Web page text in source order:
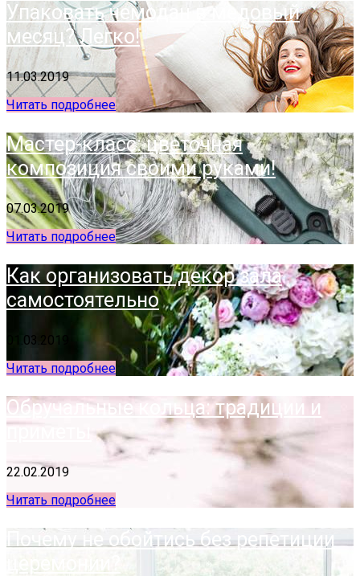
Упаковать чемодан в медовый
месяц? Легко!
11.03.2019
Читать подробнее
Мастер-класс: цветочная
композиция своими руками!
07.03.2019
Читать подробнее
Как организовать декор зала
самостоятельно
01.03.2019
Читать подробнее
Обручальные кольца: традиции и
приметы
22.02.2019
Читать подробнее
Почему не обойтись без репетиции
церемонии?